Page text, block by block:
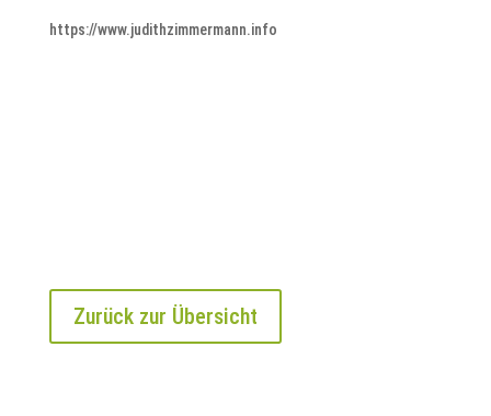
https://www.judithzimmermann.info
Zurück zur Übersicht